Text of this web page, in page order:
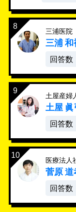
三浦医院
三浦 和
回答数
土屋産婦
土屋 眞
回答数
医療法人
菅原 道
回答数